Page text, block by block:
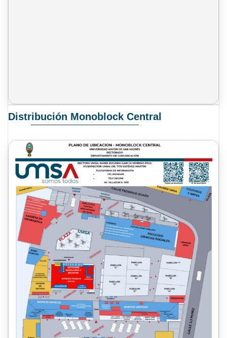
Distribución Monoblock Central